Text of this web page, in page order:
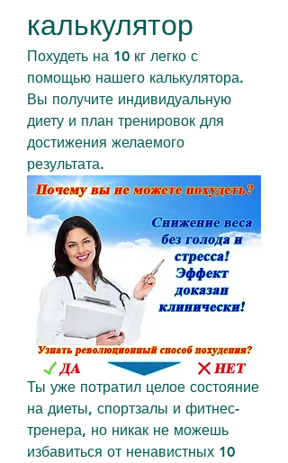
калькулятор
Похудеть на 10 кг легко с
помощью нашего калькулятора.
Вы получите индивидуальную
диету и план тренировок для
достижения желаемого
результата.
Ты уже потратил целое состояние
на диеты, спортзалы и фитнес-
тренера, но никак не можешь
избавиться от ненавистных 10